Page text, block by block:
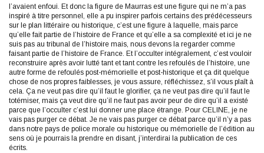
l’avaient enfoui. Et donc la figure de Maurras est une figure qui ne m’a pas
inspiré à titre personnel, elle a pu inspirer parfois certains des prédécesseurs
sur le plan littéraire ou historique, c’est une figure à laquelle, mais parce
qu’elle fait partie de l’histoire de France et qu’elle a sa complexité et ici je ne
suis pas au tribunal de l’histoire mais, nous devons la regarder comme
faisant partie de l’histoire de France. Et l’occulter intégralement, c’est vouloir
reconstruire après avoir lutté tant et tant contre les refoulés de l’histoire, une
autre forme de refoulés post-mémorielle et post-historique et ça dit quelque
chose de nos propres faiblesses, je vous assure, réfléchissez, s’il vous plaît à
cela. Ça ne veut pas dire qu’il faut le glorifier, ça ne veut pas dire qu’il faut le
totémiser, mais ça veut dire qu’il ne faut pas avoir peur de dire qu’il a existé
parce que l’occulter c’est lui donner une place étrange. Pour CELINE, je ne
vais pas purger ce débat. Je ne vais pas purger ce débat parce qu’il n’y a pas
dans notre pays de police morale ou historique ou mémorielle de l’édition au
sens où je pourrais la prendre en disant, j’interdirai la publication de ces
écrits.